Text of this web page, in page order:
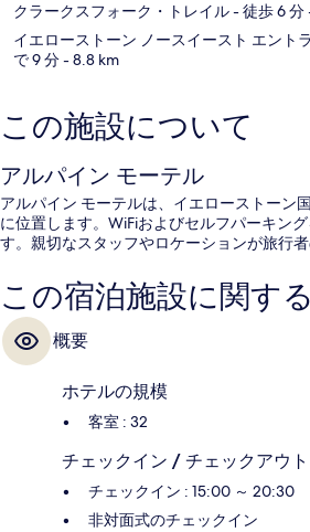
クラークスフォーク・トレイル- 徒歩 6 分
イエローストーン ノースイースト エント
で 9 分- 8.8 km
この施設について
アルパイン モーテル
アルパイン モーテルは、イエローストーン
に位置します。WiFiおよびセルフパーキン
す。親切なスタッフやロケーションが旅行
この宿泊施設に関す
概要
ホテルの規模
客室 : 32
チェックイン / チェックアウト
チェックイン : 15:00 ～ 20:30
非対面式のチェックイン